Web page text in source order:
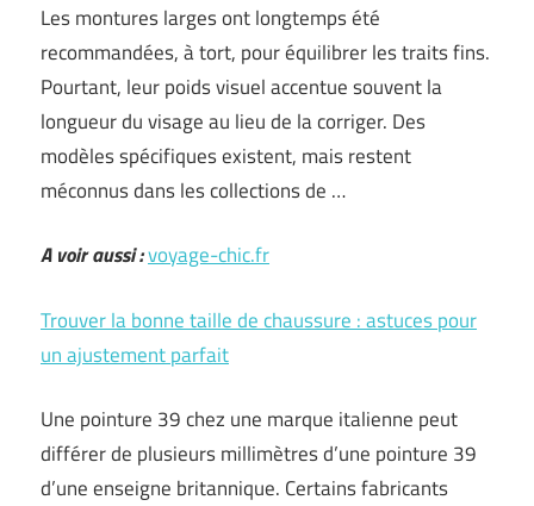
Les montures larges ont longtemps été
recommandées, à tort, pour équilibrer les traits fins.
Pourtant, leur poids visuel accentue souvent la
longueur du visage au lieu de la corriger. Des
modèles spécifiques existent, mais restent
méconnus dans les collections de …
A voir aussi :voyage-chic.fr
Trouver la bonne taille de chaussure : astuces pour
un ajustement parfait
Une pointure 39 chez une marque italienne peut
différer de plusieurs millimètres d’une pointure 39
d’une enseigne britannique. Certains fabricants